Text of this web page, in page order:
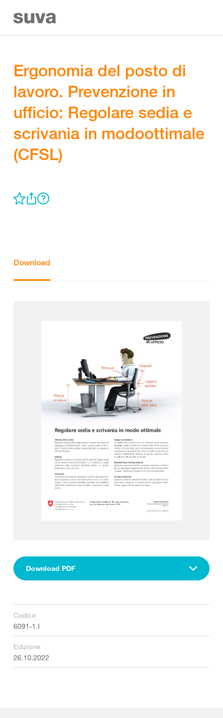
Ergonomia del posto di
lavoro. Prevenzione in
ufficio: Regolare sedia e
scrivania in modoottimale
(CFSL)
Download
Download PDF
Codice
6091-1.I
Edizione
26.10.2022